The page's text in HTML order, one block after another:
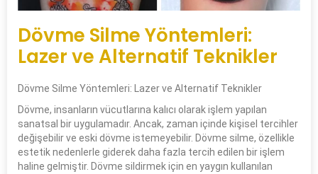
Dövme Silme Yöntemleri:
Lazer ve Alternatif Teknikler
Dövme Silme Yöntemleri: Lazer ve Alternatif Teknikler
Dövme, insanların vücutlarına kalıcı olarak işlem yapılan
sanatsal bir uygulamadır. Ancak, zaman içinde kişisel tercihler
değişebilir ve eski dövme istemeyebilir. Dövme silme, özellikle
estetik nedenlerle giderek daha fazla tercih edilen bir işlem
haline gelmiştir. Dövme sildirmek için en yaygın kullanılan